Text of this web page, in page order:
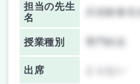
担当の先生
名
兵頭政春先
授業種別
出席